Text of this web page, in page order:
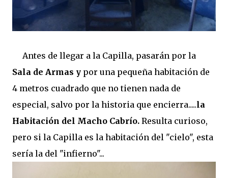
Antes de llegar a la Capilla, pasarán por la
Sala de Armas y por una pequeña habitación de
4 metros cuadrado que no tienen nada de
especial, salvo por la historia que encierra.....la
Habitación del Macho Cabrío. Resulta curioso,
pero si la Capilla es la habitación del "cielo", esta
sería la del "infierno"...